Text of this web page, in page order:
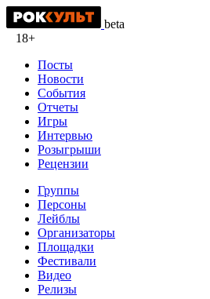
beta
18+
Посты
Новости
События
Отчеты
Игры
Интервью
Розыгрыши
Рецензии
Группы
Персоны
Лейблы
Организаторы
Площадки
Фестивали
Видео
Релизы